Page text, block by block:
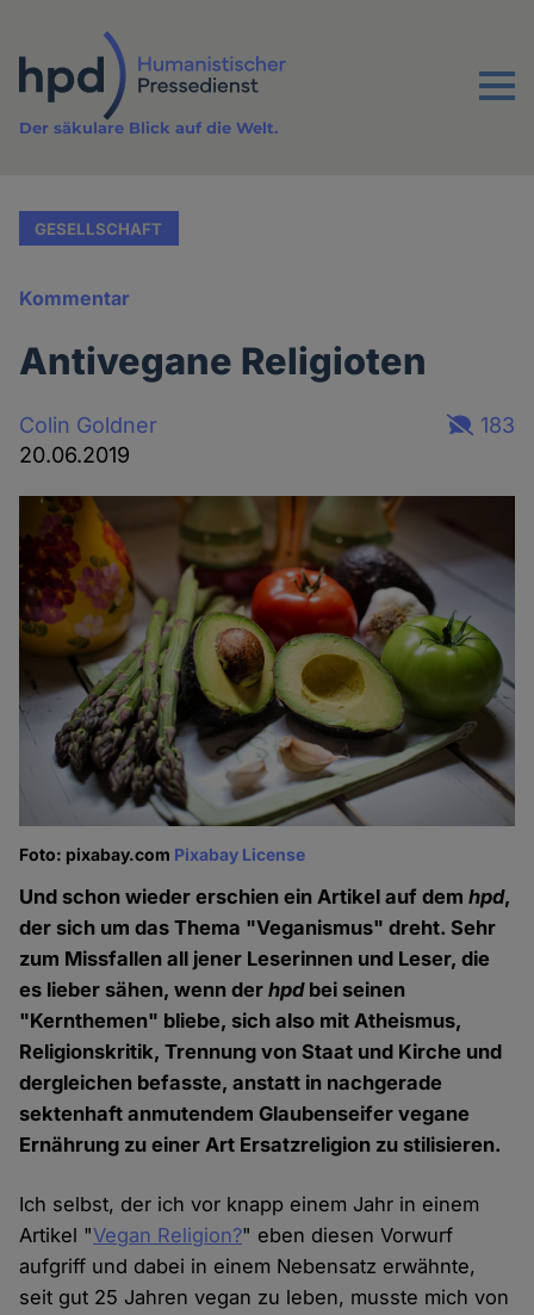
Inhalt
Menu
Der säkulare Blick auf die Welt.
GESELLSCHAFT
Kommentar
Antivegane Religioten
Colin Goldner
20.06.2019
183
Foto: pixabay.com Pixabay License
Und schon wieder erschien ein Artikel auf demhpd,
der sich um das Thema "Veganismus" dreht. Sehr
zum Missfallen all jener Leserinnen und Leser, die
es lieber sähen, wenn derhpdbei seinen
"Kernthemen" bliebe, sich also mit Atheismus,
Religionskritik, Trennung von Staat und Kirche und
dergleichen befasste, anstatt in nachgerade
sektenhaft anmutendem Glaubenseifer vegane
Ernährung zu einer Art Ersatzreligion zu stilisieren.
Ich selbst, der ich vor knapp einem Jahr in einem
Artikel "Vegan Religion?" eben diesen Vorwurf
aufgriff und dabei in einem Nebensatz erwähnte,
seit gut 25 Jahren vegan zu leben, musste mich von